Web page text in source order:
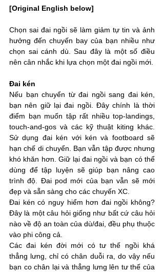
[Original English below]
Chọn sai đai ngồi sẽ làm giảm tự tin và ảnh
hưởng đến chuyến bay của bạn nhiều như
chọn sai cánh dù. Sau đây là một số điều
nên cân nhắc khi lựa chọn một đai ngồi mới.
Đai kén
Nếu bạn chuyển từ đai ngồi sang đai kén,
bạn nên giữ lại đai ngồi. Đây chính là thời
điểm bạn muốn tập rất nhiều top-landings,
touch-and-gos và các kỹ thuật kiting khác.
Sử dụng đai kén với kén và footboard sẽ
hạn chế di chuyển. Bạn vẫn tập được nhưng
khó khăn hơn. Giữ lại đai ngồi và bạn có thể
dùng để tập luyện sẽ giúp bạn nâng cao
trình độ. Đai pod mới của bạn vẫn sẽ mới
đẹp và sẵn sàng cho các chuyến XC.
Đai kén có nguy hiểm hơn đai ngồi không?
Đây là một câu hỏi giống như bất cứ câu hỏi
nào về độ an toàn của dù/đai, đều phụ thuộc
vào phi công cả.
Các đai kén đời mới có tư thế ngồi khá
thẳng lưng, chỉ có chân duỗi ra, do vậy nếu
bạn co chân lại và thẳng lưng lên tư thế của